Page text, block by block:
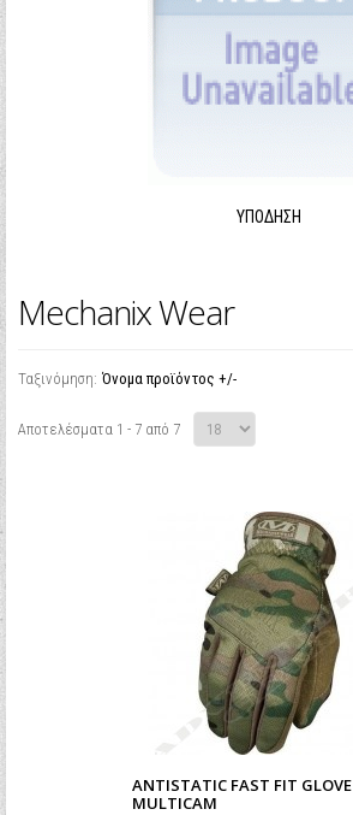
ΥΠΌΔΗΣΗ
Mechanix Wear
Ταξινόμηση: Όνομα προϊόντος +/-
Αποτελέσματα 1 - 7 από 7
ANTISTATIC FAST FIT GLOVE
MULTICAM